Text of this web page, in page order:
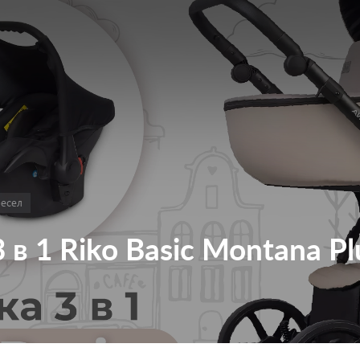
1 Riko Basic Montana